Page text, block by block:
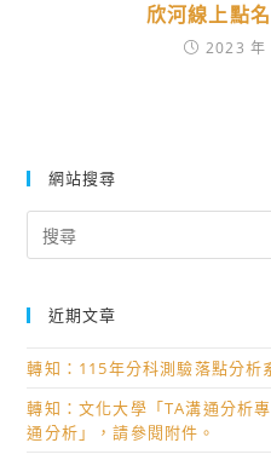
欣河線上點
2023 年
網站搜尋
for:
近期文章
轉知：115年分科測驗落點分析
轉知：文化大學「TA溝通分析
通分析」，請參閱附件。